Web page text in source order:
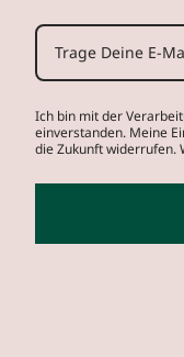
Ich bin mit der
einverstanden. Meine
die Zukunft widerrufen.